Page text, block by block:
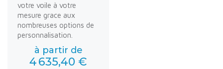
votre voile à votre
mesure grace aux
nombreuses options de
personnalisation.
à partir de
4 635,40 €